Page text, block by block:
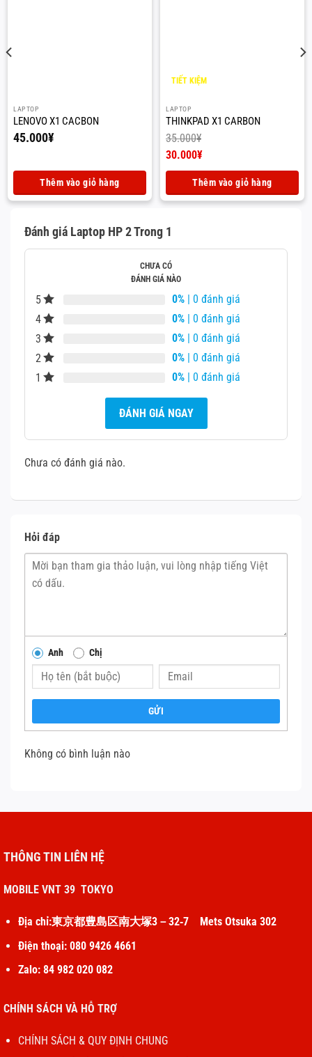
LAPTOP
LENOVO X1 CACBON
45.000¥
Thêm vào giỏ hàng
TIẾT KIỆM
LAPTOP
THINKPAD X1 CARBON
35.000¥
Giá
35.000¥.
30.000¥
tại
là:
Thêm vào giỏ hàng
Đánh giá Laptop HP 2 Trong 1
CHƯA CÓ
ĐÁNH GIÁ NÀO
5 0% | 0 đánh giá
4
0% | 0 đánh giá
3
0% | 0 đánh giá
2
0% | 0 đánh giá
1
0% | 0 đánh giá
ĐÁNH GIÁ NGAY
Chưa có đánh giá nào.
Hỏi đáp
Anh Chị
GỬI
Không có bình luận nào
THÔNG TIN LIÊN HỆ
MOBILE VNT 39 TOKYO
Địa chỉ:東京都豊島区南大塚3－32‐7 Mets Otsuka 302
Điện thoại: 080 9426 4661
Zalo: 84 982 020 082
CHÍNH SÁCH VÀ HỖ TRỢ
CHÍNH SÁCH & QUY ĐỊNH CHUNG